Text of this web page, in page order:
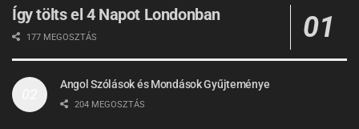
Így tölts el 4 Napot Londonban
177 MEGOSZTÁS
Angol Szólások és Mondások Gyűjteménye
204 MEGOSZTÁS